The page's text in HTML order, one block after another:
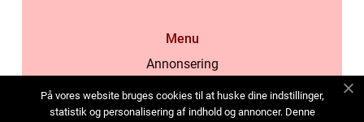
Menu
Annonsering
Cookies
På vores website bruges cookies til at huske dine indstillinger,
statistik og personalisering af indhold og annoncer. Denne